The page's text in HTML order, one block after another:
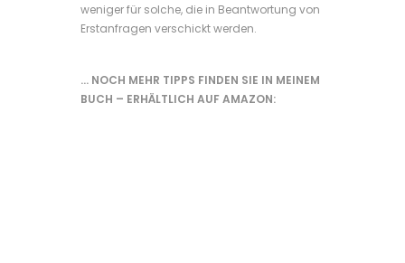
weniger für solche, die in Beantwortung von
Erstanfragen verschickt werden.
… NOCH MEHR TIPPS FINDEN SIE IN MEINEM
BUCH – ERHÄLTLICH AUF AMAZON: